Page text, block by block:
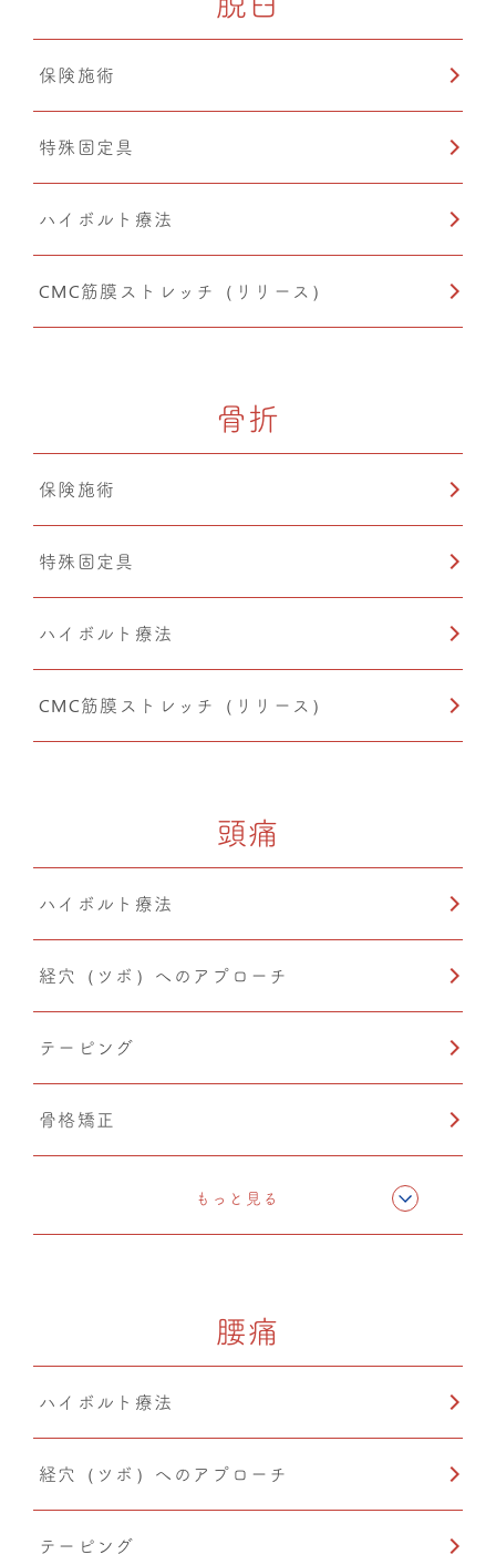
保険施術
特殊固定具
ハイボルト療法
CMC筋膜ストレッチ（リリース）
骨折
保険施術
特殊固定具
ハイボルト療法
CMC筋膜ストレッチ（リリース）
頭痛
ハイボルト療法
経穴（ツボ）へのアプローチ
テーピング
骨格矯正
CMC筋膜ストレッチ（リリース）
鍼灸
もっと見る
腰痛
ハイボルト療法
経穴（ツボ）へのアプローチ
テーピング